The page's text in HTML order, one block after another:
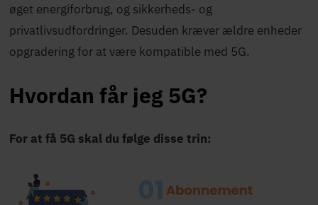
øget energiforbrug, og sikkerheds- og
privatlivsudfordringer. Desuden kræver ældre enheder
opgradering for at være kompatible med 5G.
Hvordan får jeg 5G?
For at få 5G skal du følge disse trin: